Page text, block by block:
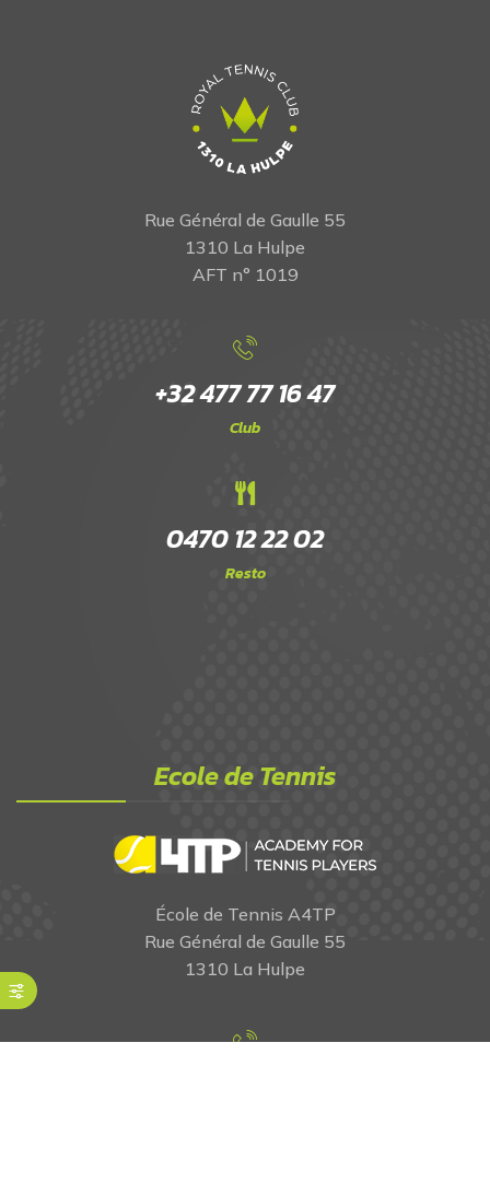
Rue Général de Gaulle 55
1310 La Hulpe
AFT n° 1019
+32 477 77 16 47
Club
0470 12 22 02
Resto
Ecole de Tennis
École de Tennis A4TP
Rue Général de Gaulle 55
1310 La Hulpe